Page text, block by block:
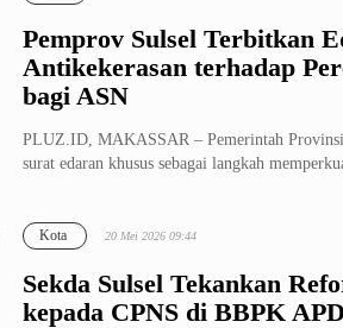
Pemprov Sulsel Terbitkan
Antikekerasan terhadap
bagi ASN
PLUZ.ID, MAKASSAR – Pemerintah
surat edaran khusus sebagai langkah
Sekda Sulsel Tekankan
kepada CPNS di BBPK
Kota 20 Mei 2026 09:44